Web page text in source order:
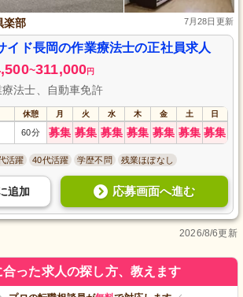
楽部 7月28日更新
イド長岡の作業療法士の正社員求人
~311,000円
法士、自動車免許
休憩 月 火 水 木 金 土 日
60分 募集 募集 募集 募集 募集 募集 募集
活躍 40代活躍 学歴不問 残業ほぼなし
追加 応募画面へ進む
2026/8/6更新
合った求人の探し方、教えます